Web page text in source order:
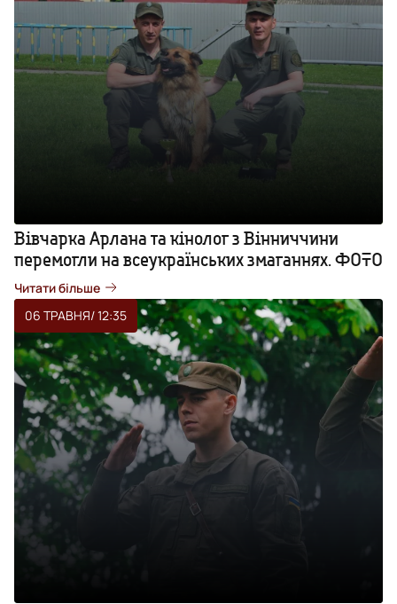
Вівчарка Арлана та кінолог з Вінниччини
перемогли на всеукраїнських змаганнях. ФОТО
Читати більше
06 ТРАВНЯ/ 12:35